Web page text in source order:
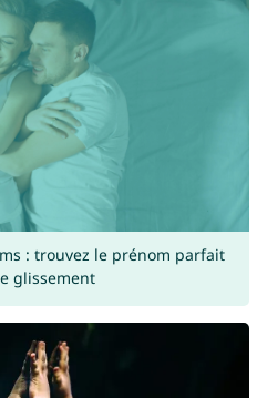
: trouvez le prénom parfait
glissement